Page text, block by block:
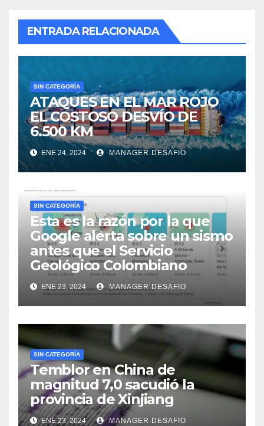
ENTRADA RELACIONADA
SIN CATEGORÍA
ATAQUES EN EL MAR ROJO
EL COSTOSO DESVÍO DE
6.500 KM
ENE 24, 2024 MANAGER.DESAFIO
SIN CATEGORÍA
Esta es la razón por la que
Google alerta sobre un sismo
antes que el Servicio
Geológico Colombiano
ENE 23, 2024 MANAGER.DESAFIO
SIN CATEGORÍA
Temblor en China de
magnitud 7,0 sacudió la
provincia de Xinjiang
ENE 23, 2024 MANAGER.DESAFIO